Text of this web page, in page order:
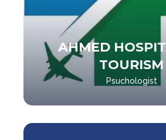
AHMED
TOURISM
Psuchologist